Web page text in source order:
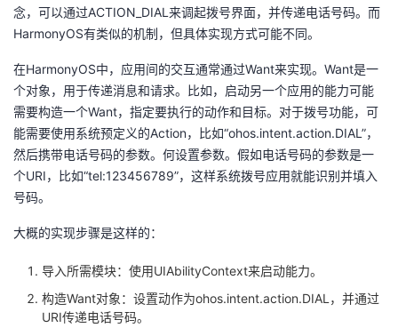
的
客
我
论
坛
的
圈
子
我
的
直
我
的
动
我
关
注
我
的我
我
念，可以通过ACTION_DIAL来调起拨号界面，并传递电话号码。而
HarmonyOS有类似的机制，但具体实现方式可能不同。
在HarmonyOS中，应用间的交互通常通过Want来实现。Want是一
个对象，用于传递消息和请求。比如，启动另一个应用的能力可能
需要构造一个Want，指定要执行的动作和目标。对于拨号功能，可
能需要使用系统预定义的Action，比如“ohos.intent.action.DIAL”，
然后携带电话号码的参数。何设置参数。假如电话号码的参数是一
个URI，比如“tel:123456789”，这样系统拨号应用就能识别并填入
号码。
大概的实现步骤是这样的：
导入所需模块：使用UIAbilityContext来启动能力。
构造Want对象：设置动作为ohos.intent.action.DIAL，并通过
URI传递电话号码。